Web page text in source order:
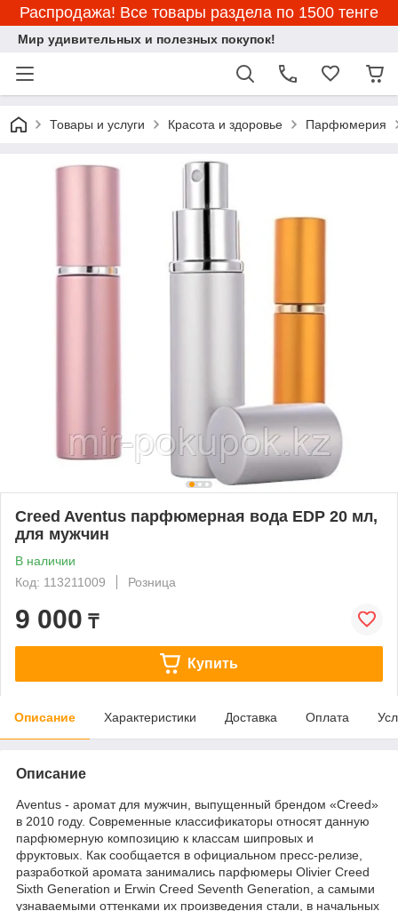
Распродажа! Все товары раздела по 1500 тенге
Мир удивительных и полезных покупок!
Товары и услуги Красота и здоровье Парфюмерия
Creed Aventus парфюмерная вода EDP 20 мл,
для мужчин
В наличии
Код: 113211009
Розница
9 000 ₸
Купить
Описание Характеристики Доставка Оплата
Описание
Aventus - аромат для мужчин, выпущенный брендом «Creed»
в 2010 году. Современные классификаторы относят данную
парфюмерную композицию к классам шипровых и
фруктовых. Как сообщается в официальном пресс-релизе,
разработкой аромата занимались парфюмеры Olivier Creed
Sixth Generation и Erwin Creed Seventh Generation, а самыми
узнаваемыми оттенками их произведения стали, в начальных